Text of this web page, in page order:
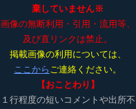
棄していません※
画像の無断利用・引用・流用等、
及び直リンクは禁止。
掲載画像の利用については、
ここから ご連絡ください。
【おことわり】
１行程度の短いコメントや出所不